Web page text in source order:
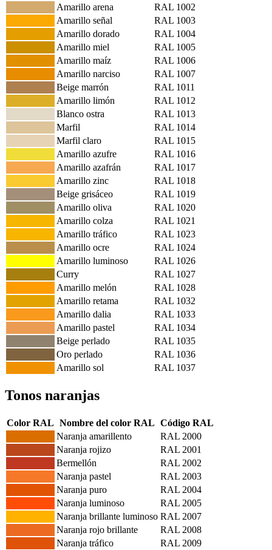
Amarillo arena
RAL 1002
Amarillo señal
RAL 1003
Amarillo dorado
RAL 1004
Amarillo miel
RAL 1005
Amarillo maíz
RAL 1006
Amarillo narciso
RAL 1007
Beige marrón
RAL 1011
Amarillo limón
RAL 1012
Blanco ostra
RAL 1013
Marfil
RAL 1014
Marfil claro
RAL 1015
Amarillo azufre
RAL 1016
Amarillo azafrán
RAL 1017
Amarillo zinc
RAL 1018
Beige grisáceo
RAL 1019
Amarillo oliva
RAL 1020
Amarillo colza
RAL 1021
Amarillo tráfico
RAL 1023
Amarillo ocre
RAL 1024
Amarillo luminoso
RAL 1026
Curry
RAL 1027
Amarillo melón
RAL 1028
Amarillo retama
RAL 1032
Amarillo dalia
RAL 1033
Amarillo pastel
RAL 1034
Beige perlado
RAL 1035
Oro perlado
RAL 1036
Amarillo sol
RAL 1037
Tonos naranjas
Color RAL Nombre del color RAL Código RAL
Naranja amarillento
RAL 2000
Naranja rojizo
RAL 2001
Bermellón
RAL 2002
Naranja pastel
RAL 2003
Naranja puro
RAL 2004
Naranja luminoso
RAL 2005
Naranja brillante luminoso RAL 2007
Naranja rojo brillante
RAL 2008
Naranja tráfico
RAL 2009